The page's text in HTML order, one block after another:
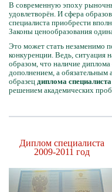
В современную эпоху
удовлетворён. И сфера
специалиста приобрести
Законы ценообразования
Это может стать незаменимо
конкуренции. Ведь, ситуация
образом, что наличие
дополнением, а обязательным
образец диплома
решением академических
Диплом специалиста
2009-2011 год